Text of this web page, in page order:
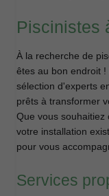
Piscinistes
À la recherche de
êtes au bon endroit
sélection d'experts
prêts à transformer
Que vous
votre installation
pour vous
Services